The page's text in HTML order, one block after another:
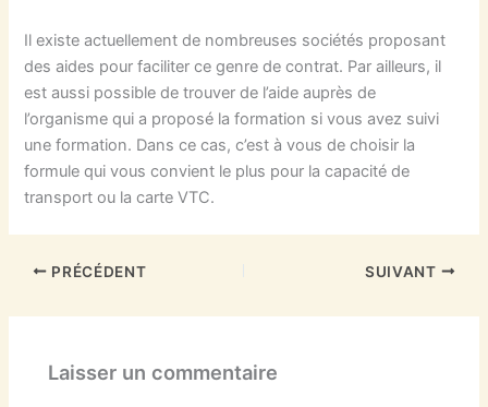
Il existe actuellement de nombreuses sociétés proposant
des aides pour faciliter ce genre de contrat. Par ailleurs, il
est aussi possible de trouver de l’aide auprès de
l’organisme qui a proposé la formation si vous avez suivi
une formation. Dans ce cas, c’est à vous de choisir la
formule qui vous convient le plus pour la capacité de
transport ou la carte VTC.
PRÉCÉDENT SUIVANT
Laisser un commentaire